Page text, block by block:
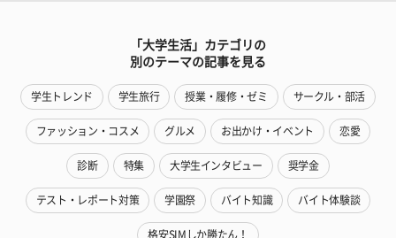
「大学生活」カテゴリの
別のテーマの記事を見る
学生トレンド 学生旅行 授業・履修・ゼミ サークル・部活
ファッション・コスメ グルメ お出かけ・イベント 恋愛
診断 特集 大学生インタビュー 奨学金
テスト・レポート対策 学園祭 バイト知識 バイト体験談
格安SIMしか勝たん！